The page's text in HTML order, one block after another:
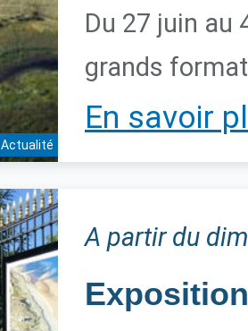
Actualité
Du 27 juin au
grands
En savoir
A partir du